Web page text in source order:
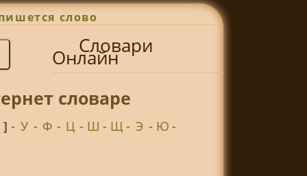
слово
Словари
Онлайн
словаре
] - У - Ф - Ц - Ш - Щ- Э - Ю-